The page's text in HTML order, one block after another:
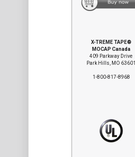
X-TREME TAPE®
MOCAP Canada
409 Parkway Drive
Park Hills, MO 63601
1-800-817-8968